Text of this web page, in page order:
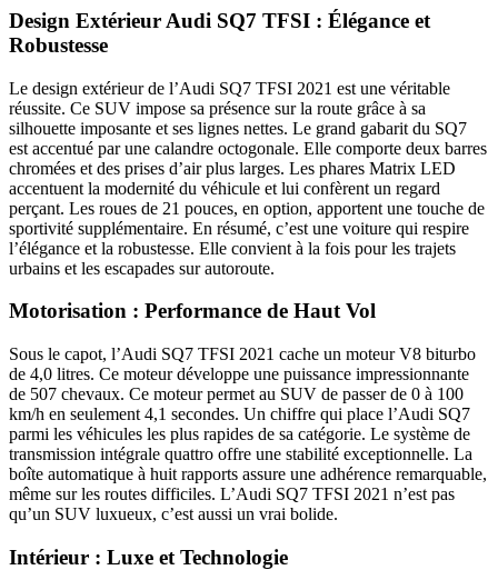
Design Extérieur Audi SQ7 TFSI : Élégance et
Robustesse
Le design extérieur de l’Audi SQ7 TFSI 2021 est une véritable
réussite. Ce SUV impose sa présence sur la route grâce à sa
silhouette imposante et ses lignes nettes. Le grand gabarit du SQ7
est accentué par une calandre octogonale. Elle comporte deux barres
chromées et des prises d’air plus larges. Les phares Matrix LED
accentuent la modernité du véhicule et lui confèrent un regard
perçant. Les roues de 21 pouces, en option, apportent une touche de
sportivité supplémentaire. En résumé, c’est une voiture qui respire
l’élégance et la robustesse. Elle convient à la fois pour les trajets
urbains et les escapades sur autoroute.
Motorisation : Performance de Haut Vol
Sous le capot, l’Audi SQ7 TFSI 2021 cache un moteur V8 biturbo
de 4,0 litres. Ce moteur développe une puissance impressionnante
de 507 chevaux. Ce moteur permet au SUV de passer de 0 à 100
km/h en seulement 4,1 secondes. Un chiffre qui place l’Audi SQ7
parmi les véhicules les plus rapides de sa catégorie. Le système de
transmission intégrale quattro offre une stabilité exceptionnelle. La
boîte automatique à huit rapports assure une adhérence remarquable,
même sur les routes difficiles. L’Audi SQ7 TFSI 2021 n’est pas
qu’un SUV luxueux, c’est aussi un vrai bolide.
Intérieur : Luxe et Technologie